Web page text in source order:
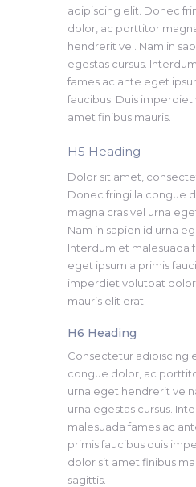
adipiscing elit. Donec
dolor, ac porttitor
hendrerit vel. Nam in
egestas cursus.
fames ac ante eget
faucibus. Duis
amet finibus mauris.
H5 Heading ​
Dolor sit amet,
Donec fringilla congue
magna cras vel urna
Nam in sapien id urna
Interdum et malesuada
eget ipsum a primis
imperdiet volutpat
mauris elit erat.
H6 Heading​
Consectetur adipiscing
congue dolor, ac
urna eget hendrerit ve
urna egestas cursus.
malesuada fames ac
primis faucibus duis
dolor sit amet finibus
sagittis.